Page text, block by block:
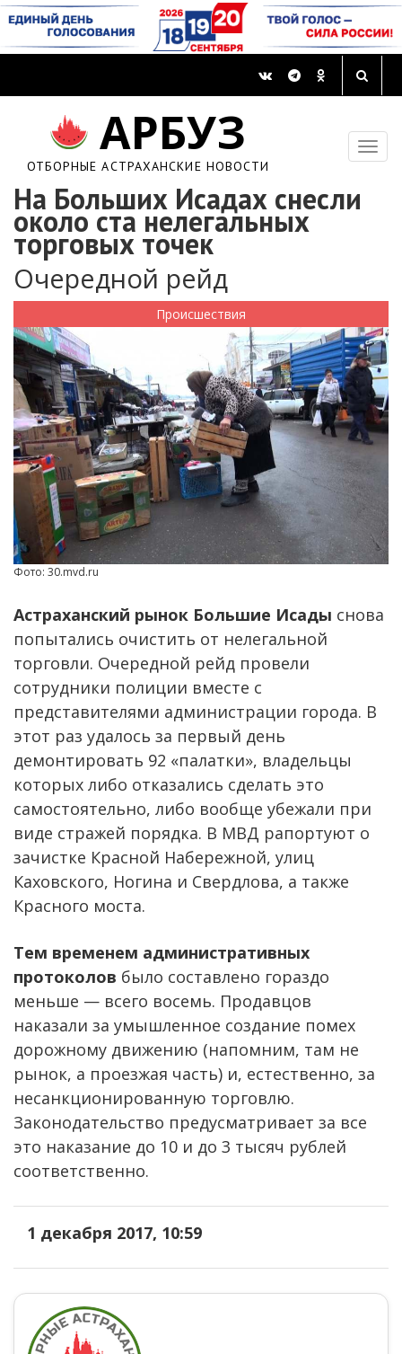
АРБУЗ
ОТБОРНЫЕ АСТРАХАНСКИЕ НОВОСТИ
На Больших Исадах снесли
около ста нелегальных
торговых точек
Очередной рейд
Происшествия
Фото: 30.mvd.ru
Астраханский рынок Большие Исады снова
попытались очистить от нелегальной
торговли. Очередной рейд провели
сотрудники полиции вместе с
представителями администрации города. В
этот раз удалось за первый день
демонтировать 92 «палатки», владельцы
которых либо отказались сделать это
самостоятельно, либо вообще убежали при
виде стражей порядка. В МВД рапортуют о
зачистке Красной Набережной, улиц
Каховского, Ногина и Свердлова, а также
Красного моста.
Тем временем административных
протоколов было составлено гораздо
меньше — всего восемь. Продавцов
наказали за умышленное создание помех
дорожному движению (напомним, там не
рынок, а проезжая часть) и, естественно, за
несанкционированную торговлю.
Законодательство предусматривает за все
это наказание до 10 и до 3 тысяч рублей
соответственно.
1 декабря 2017, 10:59